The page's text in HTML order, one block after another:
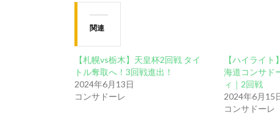
関連
【札幌vs栃木】天皇杯2回戦 タイ
トル奪取へ！3回戦進出！
2024年6月13日
コンサドーレ
【ハイライ
海道コンサド
ィ｜2回戦
2024年6月15
コンサドーレ